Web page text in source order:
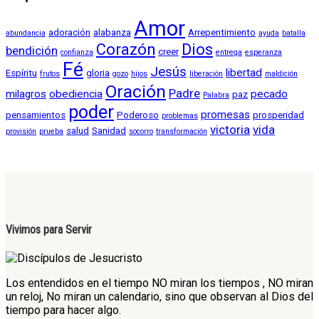
abundancia adoración alabanza Amor Arrepentimiento ayuda batalla
bendición confianza Corazón creer Dios entrega esperanza
Espíritu frutos Fé gloria gozo hijos Jesús liberación libertad maldición
milagros obediencia Oración Padre Palabra paz pecado
pensamientos poder Poderoso problemas promesas prosperidad
provisión prueba salud Sanidad socorro transformación victoria vida
Vivimos para Servir
Los entendidos en el tiempo NO miran los tiempos , NO miran
un reloj, No miran un calendario, sino que observan al Dios del
tiempo para hacer algo.